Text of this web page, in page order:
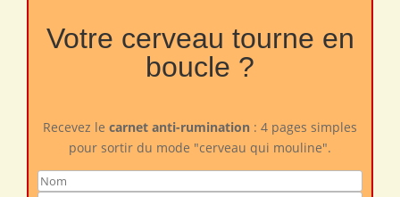
Votre cerveau tourne en
boucle ?
Recevez le carnet anti-rumination : 4 pages simples
pour sortir du mode "cerveau qui mouline".